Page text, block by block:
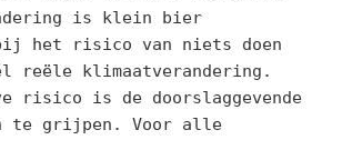
is klein bier
het risico van niets doen
reële klimaatverandering.
risico is de doorslaggevende
te grijpen. Voor alle